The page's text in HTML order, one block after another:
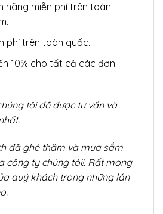
hãng miễn phí trên toàn
phí trên toàn quốc.
10% cho tất cả các đơn
tôi để được tư vấn và
đã ghé thăm và mua sắm
công ty chúng tôi!. Rất mong
quý khách trong những lần